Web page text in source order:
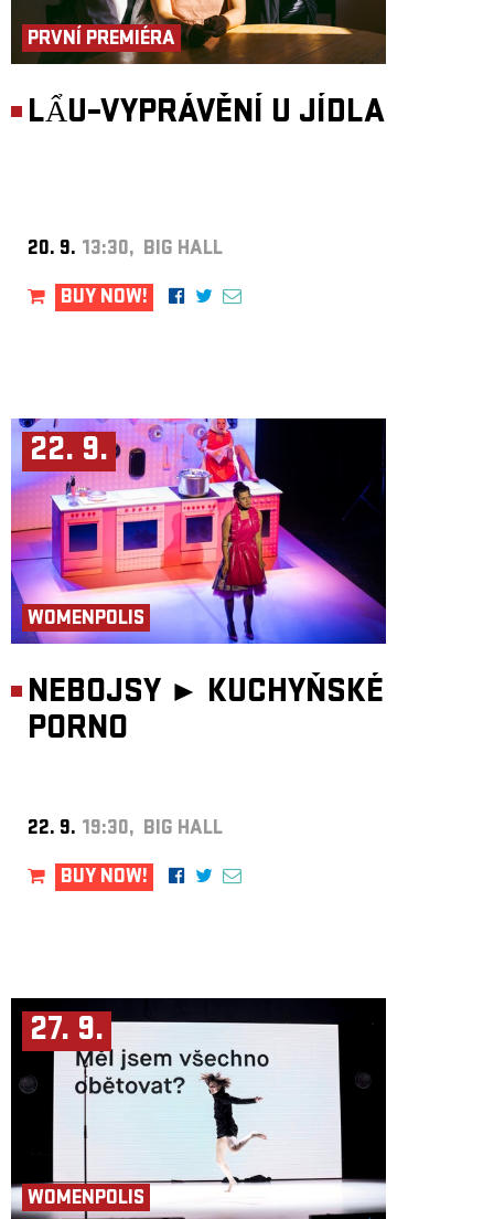
PRVNÍ PREMIÉRA
LẨU–VYPRÁVĚNÍ U JÍDLA
20. 9. 13:30, BIG HALL
BUY NOW!
22. 9.
WOMENPOLIS
NEBOJSY ► KUCHYŇSKÉ
PORNO
22. 9. 19:30, BIG HALL
BUY NOW!
27. 9.
WOMENPOLIS